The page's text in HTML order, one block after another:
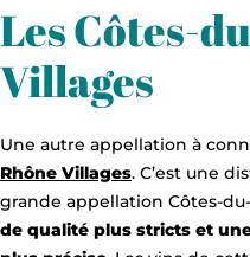
Les Côtes-
Villages
Une autre appellation à
Rhône Villages. C’est une
grande appellation Côtes-
de qualité plus stricts et